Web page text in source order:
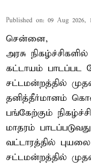
Published on: 09 Aug 2026,
சென்னை,
அரசு
கட்டாயம் பாடப்பட
சட்டமன்றத்தில்
தனித்தீர்மானம்
பங்கேற்கும்
மாதரம்
வட்டாரத்தில்
சட்டமன்றத்தில்